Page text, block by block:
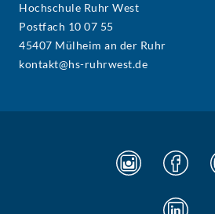
Hochschule Ruhr West
Postfach 10 07 55
45407 Mülheim an der Ruhr
kontakt@hs-ruhrwest.de